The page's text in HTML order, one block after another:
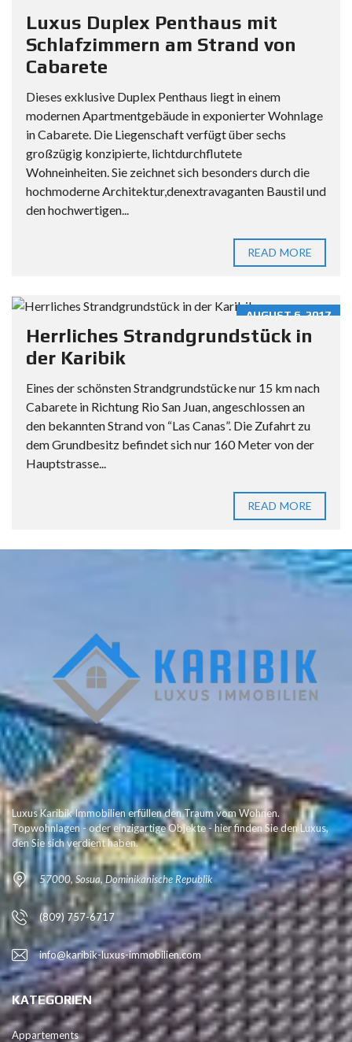
Luxus Duplex Penthaus mit
Schlafzimmern am Strand von
Cabarete
Dieses exklusive Duplex Penthaus liegt in einem
modernen Apartmentgebäude in exponierter Wohnlage
in Cabarete. Die Liegenschaft verfügt über sechs
großzügig konzipierte, lichtdurchflutete
Wohneinheiten. Sie zeichnet sich besonders durch die
hochmoderne Architektur,denextravaganten Baustil und
den hochwertigen...
READ MORE
AUGUST 6, 2017
Herrliches Strandgrundstück in
der Karibik
Eines der schönsten Strandgrundstücke nur 15 km nach
Cabarete in Richtung Rio San Juan, angeschlossen an
den bekannten Strand von “Las Canas”. Die Zufahrt zu
dem Grundbesitz befindet sich nur 160 Meter von der
Hauptstrasse...
READ MORE
Luxus Karibik Immobilien erfüllen den Traum vom Wohnen.
Topwohnlagen - oder einzigartige Objekte - hier finden Sie den Luxus,
den Sie sich verdient haben.
57000, Sosua, Dominikanische Republik
(809) 757-6717
info@karibik-luxus-immobilien.com
KATEGORIEN
Appartements